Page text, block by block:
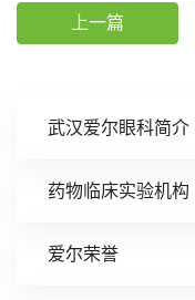
武汉爱尔眼科简介
药物临床实验机构
爱尔荣誉
上一篇